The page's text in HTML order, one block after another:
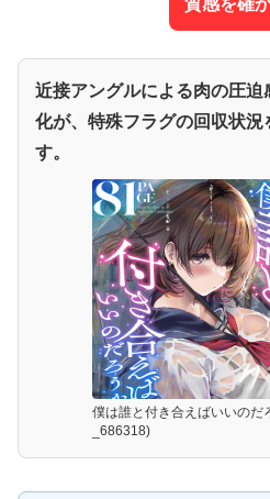
質感を確
近接アングルによる肉の圧
化が、特殊フラグの回収状況
す。
僕は誰と付き合えばいいのだ
_686318)